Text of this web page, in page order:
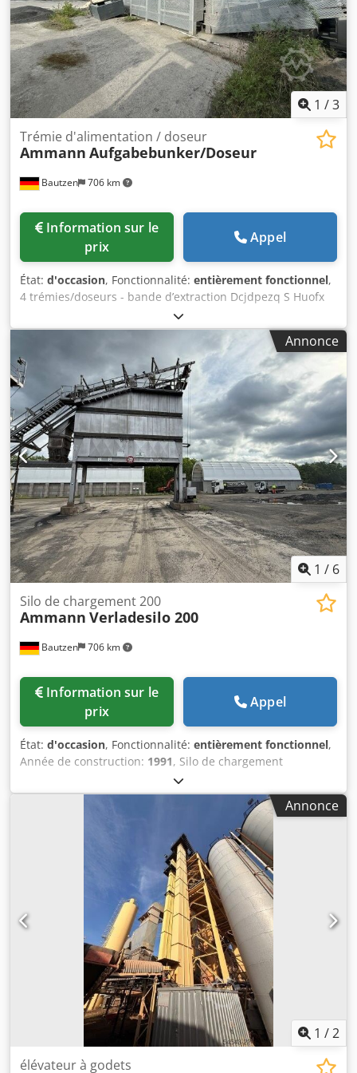
Non Usage prévu : Construction Contactez Marius Herden
pour obtenir de plus amples informations.
1 /3
Bautzen 706 km
Trémie d'alimentation / doseur
Ammann Aufgabebunker/Doseur
prix
Appel
État: d'occasion, Fonctionnalité: entièrement fonctionnel,
4 trémies/doseurs - bande d’extraction Dcjdpezq S Huofx
Ad Nek - convoyeur/bande de transfert - installation
électrique, si présente
Annonce
1 / 6
Bautzen 706 km
Silo de chargement 200
Ammann Verladesilo 200
prix
Appel
État: d'occasion, Fonctionnalité: entièrement fonctionnel,
Année de construction: 1991, Silo de chargement
d'occasion Fabricant : Ulrich Volume total : 200 tonnes -
Système de convoyeur à godets - Treuil élévateur Dcodpfx
Annonce
1 /2
élévateur à godets